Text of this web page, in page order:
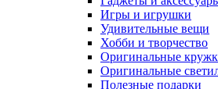
Игры и игрушки
Удивительные вещи
Хобби и творчество
Оригинальные
Оригинальные
Полезные подарки